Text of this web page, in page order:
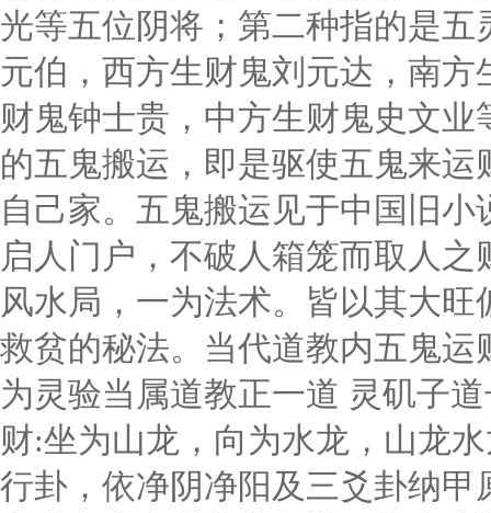
光等五位阴将；第二种指的是五
元伯，西方生财鬼刘元达，南
财鬼钟士贵，中方生财鬼史文
的五鬼搬运，即是驱使五鬼来
自己家。五鬼搬运见于中国旧
启人门户，不破人箱笼而取人
风水局，一为法术。皆以其大
救贫的秘法。当代道教内五鬼运
为灵验当属道教正一道 灵矶子
财:坐为山龙，向为水龙，山龙
行卦，依净阴净阳及三爻卦纳甲